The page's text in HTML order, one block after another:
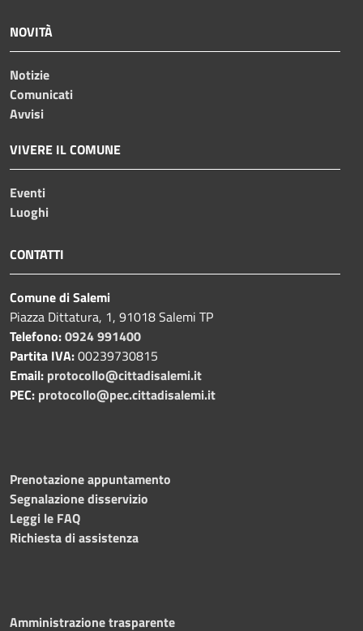
NOVITÀ
Notizie
Comunicati
Avvisi
VIVERE IL COMUNE
Eventi
Luoghi
CONTATTI
Comune di Salemi
Piazza Dittatura, 1, 91018 Salemi TP
Telefono:0924 991400
Partita IVA:00239730815
Email: protocollo@cittadisalemi.it
PEC: protocollo@pec.cittadisalemi.it
Prenotazione appuntamento
Segnalazione disservizio
Leggi le FAQ
Richiesta di assistenza
Amministrazione trasparente